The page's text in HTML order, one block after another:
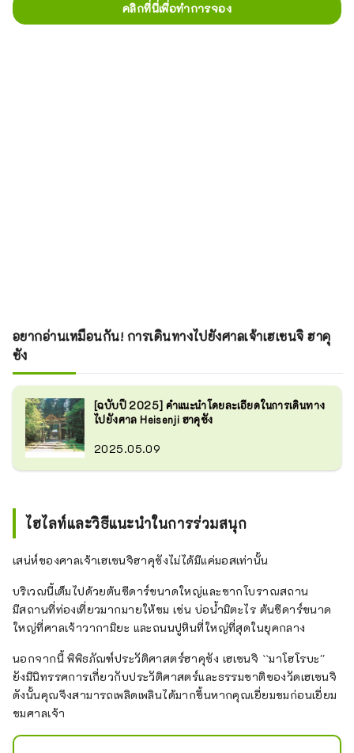
คลิกที่นี่เพื่อทำการจอง
อยากอ่านเหมือนกัน! การเดินทางไปยังศาลเจ้าเฮเซนจิ ฮาคุ
ซัง
[ฉบับปี 2025] คำแนะนำโดยละเอียดในการเดินทาง
ไปยังศาล Heisenji ฮาคุซัง
2025.05.09
ไฮไลท์และวิธีแนะนำในการร่วมสนุก
เสน่ห์ของศาลเจ้าเฮเซนจิฮาคุซังไม่ได้มีแค่มอสเท่านั้น
บริเวณนี้เต็มไปด้วยต้นซีดาร์ขนาดใหญ่และซากโบราณสถาน
มีสถานที่ท่องเที่ยวมากมายให้ชม เช่น บ่อน้ำมิตะไร ต้นซีดาร์ขนาด
ใหญ่ที่ศาลเจ้าวากามิยะ และถนนปูหินที่ใหญ่ที่สุดในยุคกลาง
นอกจากนี้ พิพิธภัณฑ์ประวัติศาสตร์ฮาคุซัง เฮเซนจิ ``มาโฮโรบะ''
ยังมีนิทรรศการเกี่ยวกับประวัติศาสตร์และธรรมชาติของวัดเฮเซนจิ
ดังนั้นคุณจึงสามารถเพลิดเพลินได้มากขึ้นหากคุณเยี่ยมชมก่อนเยี่ยม
ชมศาลเจ้า